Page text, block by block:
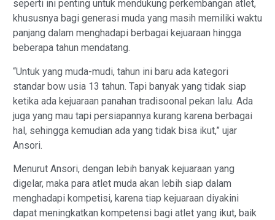
seperti ini penting untuk mendukung perkembangan atlet,
khususnya bagi generasi muda yang masih memiliki waktu
panjang dalam menghadapi berbagai kejuaraan hingga
beberapa tahun mendatang.
“Untuk yang muda-mudi, tahun ini baru ada kategori
standar bow usia 13 tahun. Tapi banyak yang tidak siap
ketika ada kejuaraan panahan tradisoonal pekan lalu. Ada
juga yang mau tapi persiapannya kurang karena berbagai
hal, sehingga kemudian ada yang tidak bisa ikut,” ujar
Ansori.
Menurut Ansori, dengan lebih banyak kejuaraan yang
digelar, maka para atlet muda akan lebih siap dalam
menghadapi kompetisi, karena tiap kejuaraan diyakini
dapat meningkatkan kompetensi bagi atlet yang ikut, baik